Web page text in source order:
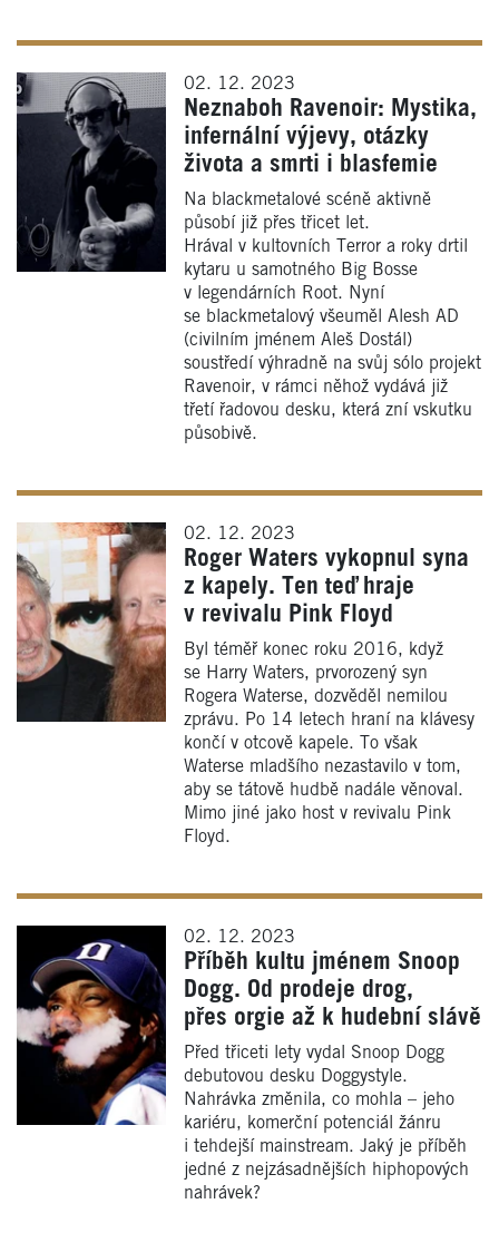
02. 12. 2023
Neznaboh Ravenoir: Mystika,
infernální výjevy, otázky
života a smrti i blasfemie
Na blackmetalové scéně aktivně
působí již přes třicet let.
Hrával v kultovních Terror a roky drtil
kytaru u samotného Big Bosse
v legendárních Root. Nyní
se blackmetalový všeuměl Alesh AD
(civilním jménem Aleš Dostál)
soustředí výhradně na svůj sólo projekt
Ravenoir, v rámci něhož vydává již
třetí řadovou desku, která zní vskutku
působivě.
02. 12. 2023
Roger Waters vykopnul syna
z kapely. Ten teď hraje
v revivalu Pink Floyd
Byl téměř konec roku 2016, když
se Harry Waters, prvorozený syn
Rogera Waterse, dozvěděl nemilou
zprávu. Po 14 letech hraní na klávesy
končí v otcově kapele. To však
Waterse mladšího nezastavilo v tom,
aby se tátově hudbě nadále věnoval.
Mimo jiné jako host v revivalu Pink
Floyd.
02. 12. 2023
Příběh kultu jménem Snoop
Dogg. Od prodeje drog,
přes orgie až k hudební slávě
Před třiceti lety vydal Snoop Dogg
debutovou desku Doggystyle.
Nahrávka změnila, co mohla – jeho
kariéru, komerční potenciál žánru
i tehdejší mainstream. Jaký je příběh
jedné z nejzásadnějších hiphopových
nahrávek?